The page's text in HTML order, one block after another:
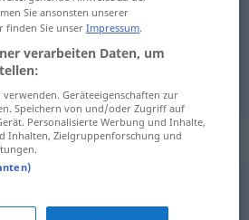
für "regulieren"
,entrichten,
Sie ansonsten unserer
finden Sie unserImpressum.
verarbeiten Daten, um
Geräteeigenschaften zur
Speichern von und/oder Zugriff auf
Personalisierte Werbung und Inhalte,
Inhalten, Zielgruppenforschung und